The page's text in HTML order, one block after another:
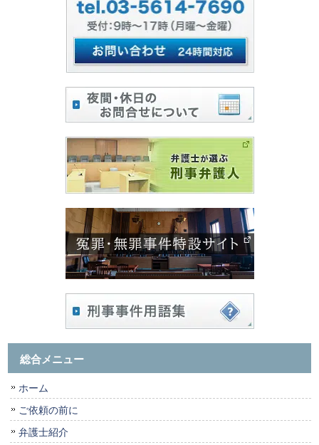
総合メニュー
ホーム
ご依頼の前に
弁護士紹介